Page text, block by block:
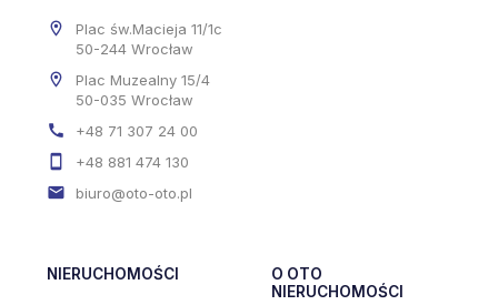
Plac św.Macieja 11/1c
50-244 Wrocław
Plac Muzealny 15/4
50-035 Wrocław
+48 71 307 24 00
+48 881 474 130
biuro@oto-oto.pl
NIERUCHOMOŚCI
O OTO
NIERUCHOMOŚCI